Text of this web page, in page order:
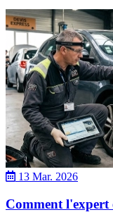
13 Mar. 2026
Comment l'expert